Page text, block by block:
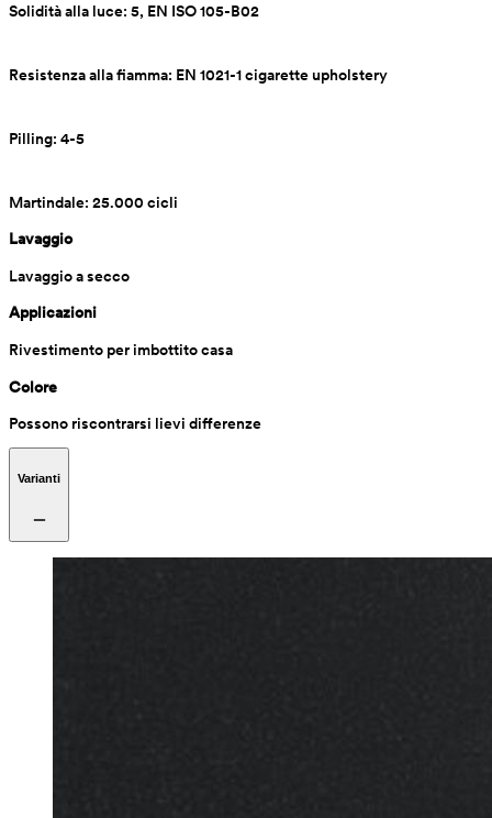
Solidità alla luce: 5, EN ISO 105-B02
Resistenza alla fiamma: EN 1021-1 cigarette upholstery
Pilling: 4-5
Martindale: 25.000 cicli
Lavaggio
Lavaggio a secco
Applicazioni
Rivestimento per imbottito casa
Colore
Possono riscontrarsi lievi differenze
Varianti